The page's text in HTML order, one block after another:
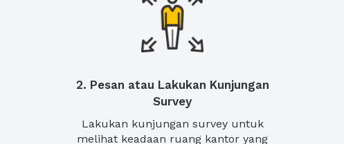
2. Pesan atau Lakukan Kunjungan
Survey
Lakukan kunjungan survey untuk
melihat keadaan ruang kantor yang